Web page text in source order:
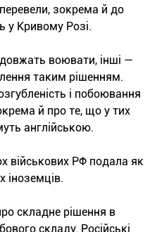
зокрема й до
у Кривому Розі.
воювати, інші —
таким рішенням.
і побоювання
й про те, що у тих
англійською.
військових РФ подала як
іноземців.
складне рішення в
складу. Російські